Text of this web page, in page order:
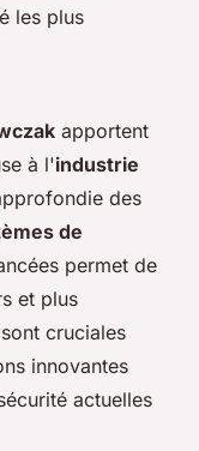
les plus
apportent
à l'industrie
des
de
permet de
et plus
cruciales
innovantes
actuelles